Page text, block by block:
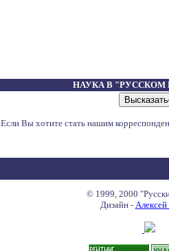
НАУКА В "РУССКОМ
Если Вы хотите стать нашим
© 1999, 2000
Дизайн -